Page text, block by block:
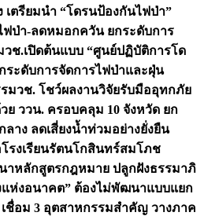
ตรียมนำ “โดรนป้องกันไฟป่า”
ป่า-ลดหมอกควัน ยกระดับการ
วช.เปิดต้นแบบ “ศูนย์ปฏิบัติการโด
ระดับการจัดการไฟป่าและฝุ่น
มวช. โชว์ผลงานวิจัยรับมืออุทกภัย
ย ววน. ครอบคลุม 10 จังหวัด ยก
าง ลดเสี่ยงน้ำท่วมอย่างยั่งยืน
รงเรียนรัตนโกสินทร์สมโภช
าหลักสูตรกฎหมาย ปลูกฝังธรรมาภิ
แห่งอนาคต” ต้องไม่พัฒนาแบบแยก
เชื่อม 3 อุตสาหกรรมสำคัญ วางภาค